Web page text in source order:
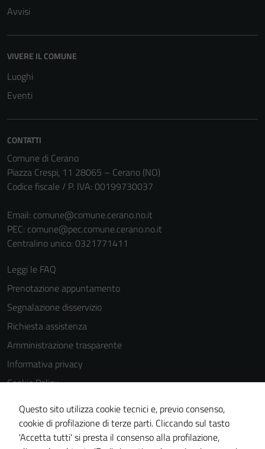
Avvisi
VIVERE IL COMUNE
Luoghi
Eventi
CONTATTI
Comune di Cerano
Piazza Crespi, 11 28065 – Cerano (NO)
Codice fiscale / P. IVA: 00199730037
Email: comune@comune.cerano.no.it
PEC: comune@pec.comune.cerano.no.it
Centralino unico: 0321771411
Leggi le FAQ
Prenotazione appuntamento
Segnalazione disservizio
Richiesta assistenza
Amministrazione trasparente
Informativa privacy
Cookie Policy
Note legali
Dichiarazione di accessibilità
Piano di miglioramento del sito
Questo sito utilizza cookie tecnici e, previo consenso,
cookie di profilazione di terze parti. Cliccando sul tasto
'Accetta tutti' si presta il consenso alla profilazione,